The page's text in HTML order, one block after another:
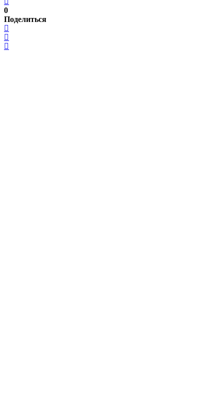
0
Поделиться